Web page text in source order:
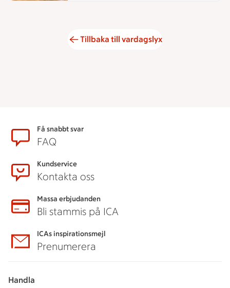
Tillbaka till vardagslyx
SidfotFå snabbt svar
FAQ
Kundservice
Kontakta oss
Massa erbjudanden
Bli stammis på ICA
ICAs inspirationsmejl
Prenumerera
Handla